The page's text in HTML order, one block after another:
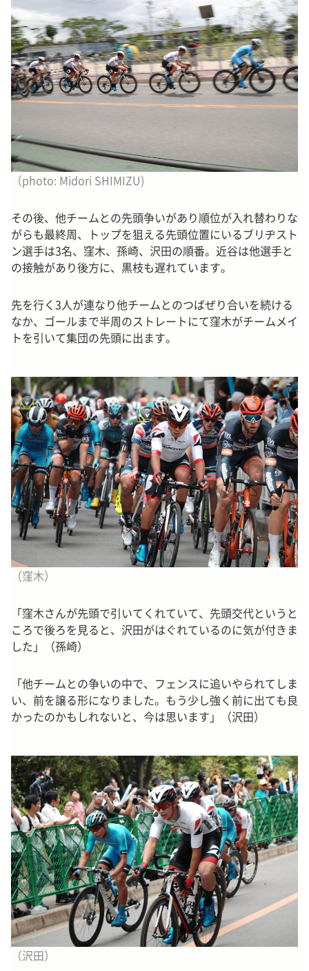
（photo: Midori SHIMIZU)
その後、他チームとの先頭争いがあり順位が入れ替わりな
がらも最終周、トップを狙える先頭位置にいるブリヂスト
ン選手は3名、窪木、孫崎、沢田の順番。近谷は他選手と
の接触があり後方に、黒枝も遅れています。
先を行く3人が連なり他チームとのつばぜり合いを続ける
なか、ゴールまで半周のストレートにて窪木がチームメイ
トを引いて集団の先頭に出ます。
（窪木）
「窪木さんが先頭で引いてくれていて、先頭交代というと
ころで後ろを見ると、沢田がはぐれているのに気が付きま
した」（孫崎）
「他チームとの争いの中で、フェンスに追いやられてしま
い、前を譲る形になりました。もう少し強く前に出ても良
かったのかもしれないと、今は思います」（沢田）
（沢田）